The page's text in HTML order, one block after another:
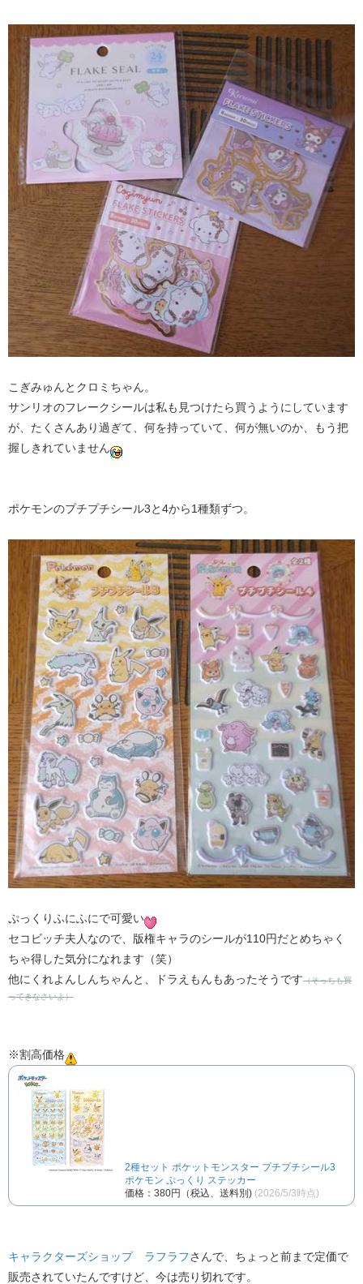
こぎみゅんとクロミちゃん。
サンリオのフレークシールは私も見つけたら買うようにしています
が、たくさんあり過ぎて、何を持っていて、何が無いのか、もう把
握しきれていません
ポケモンのプチプチシール3と4から1種類ずつ。
ぷっくりふにふにで可愛い
セコビッチ夫人なので、版権キャラのシールが110円だとめちゃく
ちゃ得した気分になれます（笑）
他にくれよんしんちゃんと、ドラえもんもあったそうです（そっちも買
ってきなさいよ）
※割高価格
2種セット ポケットモンスター プチプチシール3
ポケモン ぷっくり ステッカー
価格：380円（税込、送料別) (2026/5/3時点)
キャラクターズショップ ラフラフさんで、ちょっと前まで定価で
販売されていたんですけど、今は売り切れです。